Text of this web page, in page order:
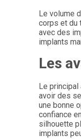
Le volume
corps et du
avec des
implants
Les
Le
avoir des
une bonne
confiance
silhouette
implants